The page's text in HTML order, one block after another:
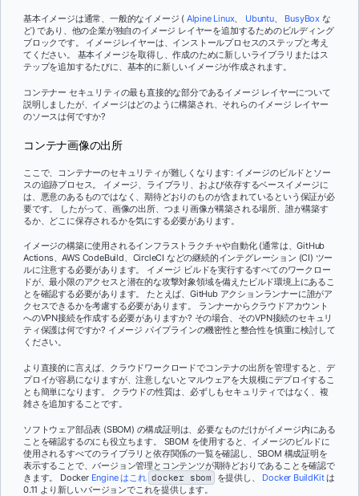
基本イメージは通常、一般的なイメージ ( Alpine Linux、 Ubuntu、 BusyBox な
ど) であり、他の企業が独自のイメージ レイヤーを追加するためのビルディング
ブロックです。 イメージレイヤーは、インストールプロセスのステップと考え
てください。 基本イメージを取得し、作成のために新しいライブラリまたはス
テップを追加するたびに、基本的に新しいイメージが作成されます。
コンテナー セキュリティの最も直接的な部分であるイメージ レイヤーについて
説明しましたが、イメージはどのように構築され、それらのイメージ レイヤー
のソースは何ですか?
コンテナ画像の出所
ここで、コンテナーのセキュリティが難しくなります: イメージのビルドとソー
スの追跡プロセス。 イメージ、ライブラリ、および依存するベースイメージに
は、悪意のあるものではなく、期待どおりのものが含まれているという保証が必
要です。 したがって、画像の出所、つまり画像が構築される場所、誰が構築す
るか、どこに保存されるかを気にする必要があります。
イメージの構築に使用されるインフラストラクチャや自動化 (通常は、GitHub
Actions、AWS CodeBuild、CircleCI などの継続的インテグレーション (CI) ツー
ルに注意する必要があります。 イメージ ビルドを実行するすべてのワークロー
ドが、最小限のアクセスと潜在的な攻撃対象領域を備えたビルド環境上にあるこ
とを確認する必要があります。 たとえば、GitHub アクションランナーに誰がア
クセスできるかを考慮する必要があります。 ランナーからクラウドアカウント
へのVPN接続を作成する必要がありますか? その場合、そのVPN接続のセキュリ
ティ保護は何ですか? イメージ パイプラインの機密性と整合性を慎重に検討して
ください。
より直接的に言えば、クラウドワークロードでコンテナの出所を管理すると、デ
プロイが容易になりますが、注意しないとマルウェアを大規模にデプロイするこ
とも簡単になります。 クラウドの性質は、必ずしもセキュリティではなく、複
雑さを追加することです。
ソフトウェア部品表 (SBOM) の構成証明は、必要なものだけがイメージ内にある
ことを確認するのにも役立ちます。 SBOM を使用すると、イメージのビルドに
使用されるすべてのライブラリと依存関係の一覧を確認し、SBOM 構成証明を
表示することで、バージョン管理とコンテンツが期待どおりであることを確認で
きます。 Docker Engine はこれ docker sbom を提供し、 Docker BuildKitは
0.11 より新しいバージョンでこれを提供します。